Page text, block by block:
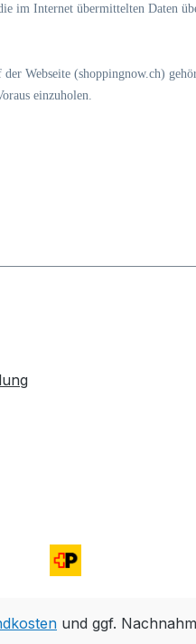
im Internet übermittelten
Webseite (shoppingnow.ch)
einzuholen.
und ggf.